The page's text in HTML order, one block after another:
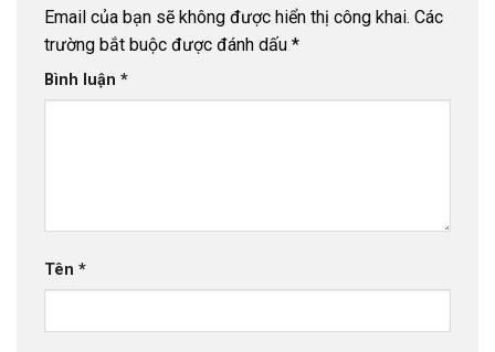
Email của bạn sẽ không được hiển thị công khai. Các
trường bắt buộc được đánh dấu *
Bình luận *
Tên *